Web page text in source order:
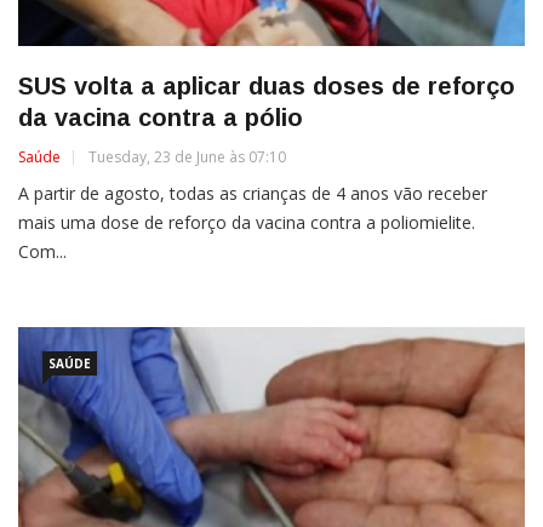
SUS volta a aplicar duas doses de reforço
da vacina contra a pólio
Saúde Tuesday, 23 de June às 07:10
A partir de agosto, todas as crianças de 4 anos vão receber
mais uma dose de reforço da vacina contra a poliomielite.
Com...
SAÚDE